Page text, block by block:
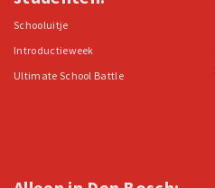
Schooluitje
Introductieweek
Ultimate School Battle